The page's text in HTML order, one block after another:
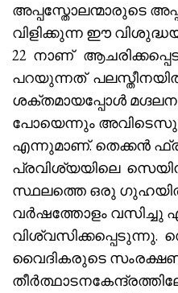
അപ്പസ്തോലന്മാരുടെ
വിളിക്കുന്ന ഈ
22 നാണ്
പറയുന്നത്
ശക്തമായപ്പോൾ
പോയെന്നും
എന്നുമാണ്. തെക്കൻ
പ്രവിശ്യയിലെ
സ്ഥലത്തെ ഒരു ഗുഹയിൽ
വർഷത്തോളം വസിച്ചു
വിശ്വസിക്കപ്പെടുന്നു.
വൈദികരുടെ